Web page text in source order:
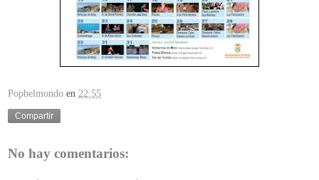
Popbelmondo en 22:55
Compartir
No hay comentarios: